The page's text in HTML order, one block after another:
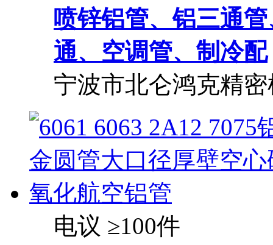
喷锌铝管、铝三通
通、空调管、制冷配
宁波市北仑鸿克精
电议 ≥100件